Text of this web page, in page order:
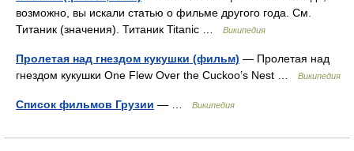
возможно, вы искали статью о фильме другого года. См.
Титаник (значения). Титаник Titanic …
Википедия
Пролетая над гнездом кукушки (фильм) — Пролетая над
гнездом кукушки One Flew Over the Cuckoo’s Nest …
Википедия
Список фильмов Грузии — … Википедия